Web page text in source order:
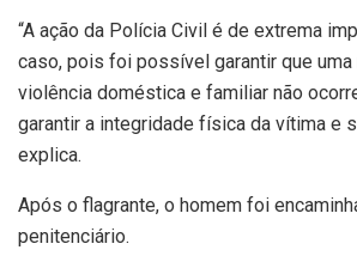
“A ação da Polícia Civil é de extrema
caso, pois foi possível garantir que uma
violência doméstica e familiar não
garantir a integridade física da vítima e
explica.
Após o flagrante, o homem foi
penitenciário.